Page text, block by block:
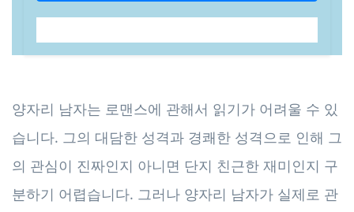
양자리 남자는 로맨스에 관해서 읽기가 어려울 수 있
습니다. 그의 대담한 성격과 경쾌한 성격으로 인해 그
의 관심이 진짜인지 아니면 단지 친근한 재미인지 구
분하기 어렵습니다. 그러나 양자리 남자가 실제로 관